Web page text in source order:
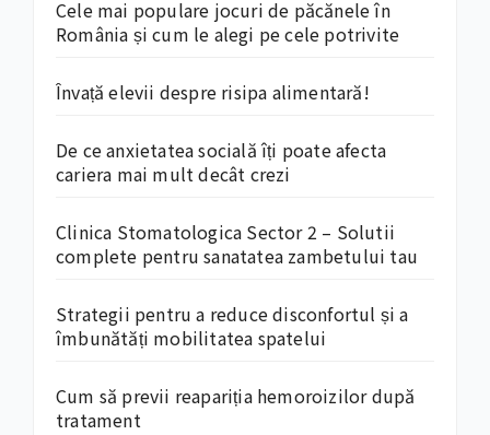
Cele mai populare jocuri de păcănele în
România și cum le alegi pe cele potrivite
Învață elevii despre risipa alimentară!
De ce anxietatea socială îți poate afecta
cariera mai mult decât crezi
Clinica Stomatologica Sector 2 – Solutii
complete pentru sanatatea zambetului tau
Strategii pentru a reduce disconfortul și a
îmbunătăți mobilitatea spatelui
Cum să previi reapariția hemoroizilor după
tratament